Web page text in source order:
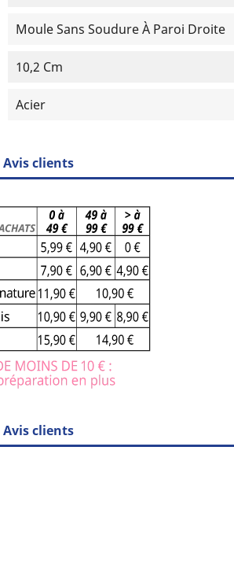
Moule Sans Soudure À Paroi Droite
10,2 Cm
Acier
Avis clients
Avis clients